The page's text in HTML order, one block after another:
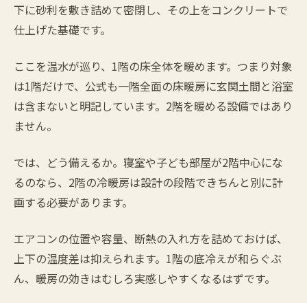
下に砂利を敷き詰めて密閉し、その上をコンクリートで
仕上げた基礎です。
ここを温水が巡り、1階の床全体を暖めます。つまり対象
は1階だけで、公式も一階全面の床暖房に玄関土間と浴室
は含まないと明記しています。2階を暖める設備ではあり
ません。
では、どう備えるか。寝室や子ども部屋が2階中心にな
るのなら、2階の冷暖房は設計の段階できちんと別に計
画する必要があります。
エアコンの位置や容量、断熱の入れ方を詰めておけば、
上下の温度差は抑えられます。1階の底冷えが和らぐぶ
ん、暖房の効きはむしろ実感しやすくなるはずです。